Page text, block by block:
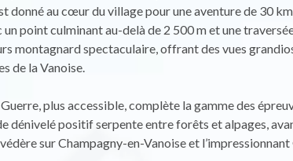
donné au cœur du village pour une aventure de 30
point culminant au-delà de 2 500 m et une
montagnard spectaculaire, offrant des vues
de la Vanoise.
plus accessible, complète la gamme des
dénivelé positif serpente entre forêts et alpages,
sur Champagny-en-Vanoise et l’impressionnant